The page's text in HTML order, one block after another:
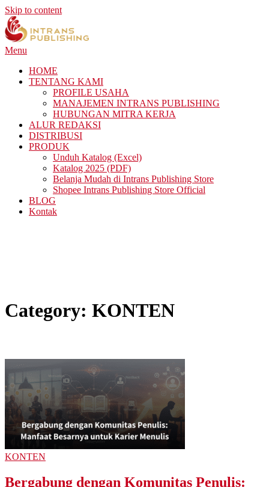
Skip to content
Menu
HOME
TENTANG KAMI
PROFILE USAHA
MANAJEMEN INTRANS PUBLISHING
HUBUNGAN MITRA KERJA
ALUR REDAKSI
DISTRIBUSI
PRODUK
Unduh Katalog (Excel)
Katalog 2025 (PDF)
Belanja Mudah di Intrans Publishing Store
Shopee Intrans Publishing Store Official
BLOG
Kontak
Category: KONTEN
KONTEN
Bergabung dengan Komunitas Penulis: